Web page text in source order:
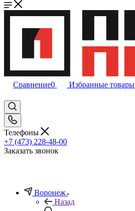
Сравнение0 Избранные товары
Телефоны
+7 (473) 228-48-00
Заказать звонок
Воронеж
Назад